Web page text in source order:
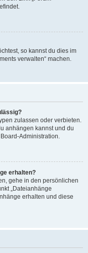
so kannst du dies im
verwalten“ machen.
zulassen oder verbieten.
anhängen kannst und du
Administration.
erhalten?
gehe in den persönlichen
„Dateianhänge
erhalten und diese